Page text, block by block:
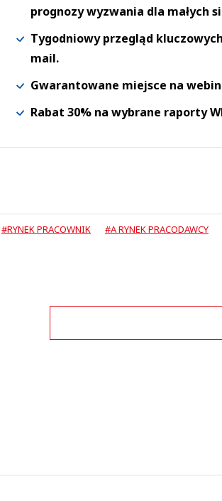
prognozy wyzwania dla małych
Tygodniowy przegląd
mail.
Gwarantowane miejsce na
Rabat 30% na wybrane raporty
#RYNEK PRACOWNIK #A RYNEK PRACODAWCY